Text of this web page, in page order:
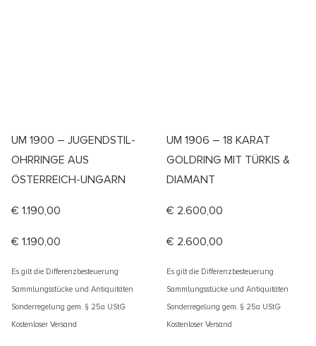
UM 1900 – JUGENDSTIL-
OHRRINGE AUS
ÖSTERREICH-UNGARN
€ 1.190,00
€ 1.190,00
Es gilt die Differenzbesteuerung
Sammlungsstücke und Antiquitäten
Sonderregelung gem. § 25a UStG
Kostenloser Versand
UM 1906 – 18 KARAT
GOLDRING MIT TÜRKIS &
DIAMANT
€ 2.600,00
€ 2.600,00
Es gilt die Differenzbesteuerung
Sammlungsstücke und Antiquitäten
Sonderregelung gem. § 25a UStG
Kostenloser Versand